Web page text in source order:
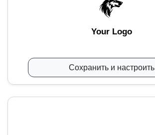
Your Logo
Сохранить и настроить